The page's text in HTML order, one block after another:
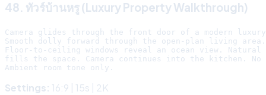
48. ทัวร์บ้านหรู (Luxury Property Walkthrough)
Camera glides through the front door of a modern luxury
Smooth dolly forward through the open-plan living area.
Floor-to-ceiling windows reveal an ocean view.
fills the space. Camera continues into the kitchen. No
Settings: 16:9 | 15s | 2K